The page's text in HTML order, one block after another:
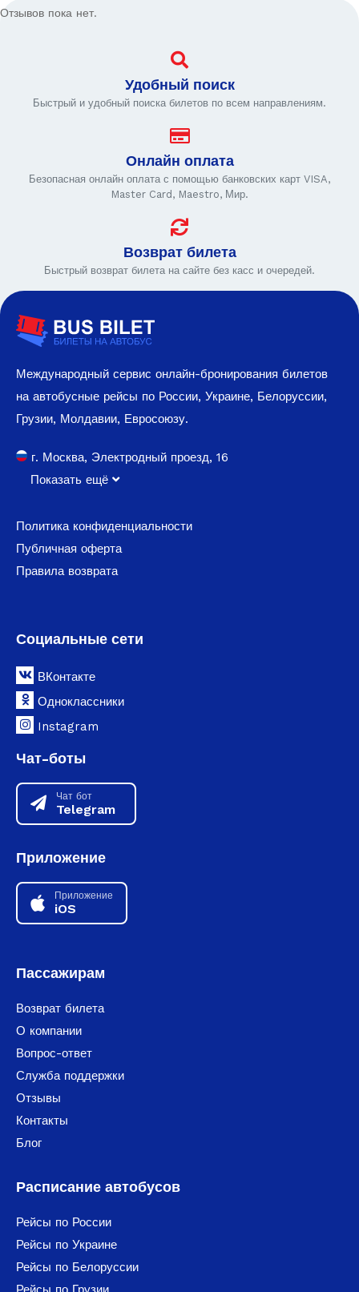
Отзывов пока нет.
Удобный поиск
Быстрый и удобный поиска билетов по всем направлениям.
Онлайн оплата
Безопасная онлайн оплата с помощью банковских карт VISA,
Master Card, Maestro, Мир.
Возврат билета
Быстрый возврат билета на сайте без касс и очередей.
Международный сервис онлайн-бронирования билетов
на автобусные рейсы по России, Украине, Белоруссии,
Грузии, Молдавии, Евросоюзу.
г. Москва, Электродный проезд, 16
Показать ещё
Политика конфиденциальности
Публичная оферта
Правила возврата
Социальные сети
ВКонтакте
Одноклассники
Instagram
Чат-боты
Чат бот
Telegram
Приложение
Приложение
iOS
Пассажирам
Возврат билета
О компании
Вопрос-ответ
Служба поддержки
Отзывы
Контакты
Блог
Расписание автобусов
Рейсы по России
Рейсы по Украине
Рейсы по Белоруссии